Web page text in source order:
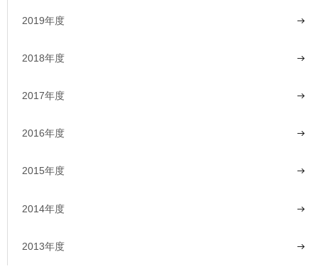
2019年度
2018年度
2017年度
2016年度
2015年度
2014年度
2013年度